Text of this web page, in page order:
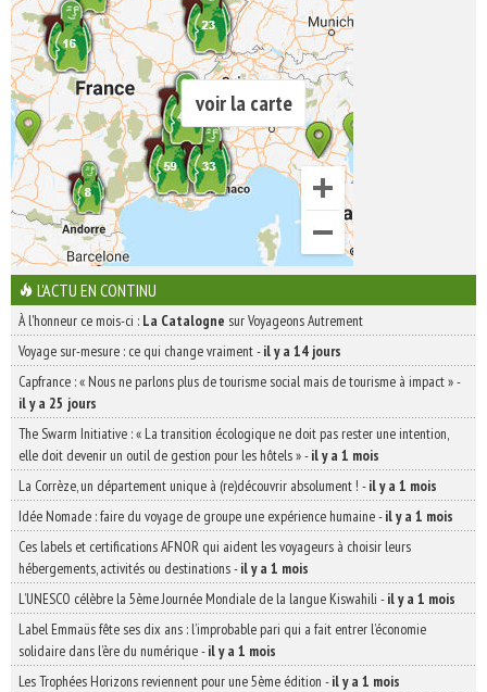
voir la carte
L'ACTU EN CONTINU
À l'honneur ce mois-ci : La Catalogne sur Voyageons Autrement
Voyage sur-mesure : ce qui change vraiment-il y a 14 jours
Capfrance : « Nous ne parlons plus de tourisme social mais de tourisme à impact »-
il y a 25 jours
The Swarm Initiative : « La transition écologique ne doit pas rester une intention,
elle doit devenir un outil de gestion pour les hôtels »-il y a 1 mois
La Corrèze, un département unique à (re)découvrir absolument ! -il y a 1 mois
Idée Nomade : faire du voyage de groupe une expérience humaine-il y a 1 mois
Ces labels et certifications AFNOR qui aident les voyageurs à choisir leurs
hébergements, activités ou destinations-il y a 1 mois
L’UNESCO célèbre la 5ème Journée Mondiale de la langue Kiswahili -il y a 1 mois
Label Emmaüs fête ses dix ans : l’improbable pari qui a fait entrer l’économie
solidaire dans l’ère du numérique-il y a 1 mois
Les Trophées Horizons reviennent pour une 5ème édition -il y a 1 mois